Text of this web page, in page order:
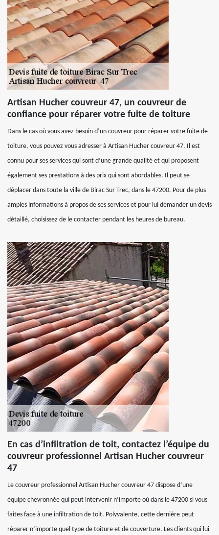
Artisan Hucher couvreur 47, un couvreur de
confiance pour réparer votre fuite de toiture
Dans le cas où vous avez besoin d’un couvreur pour réparer votre fuite de
toiture, vous pouvez vous adresser à Artisan Hucher couvreur 47. Il est
connu pour ses services qui sont d’une grande qualité et qui proposent
également ses prestations à des prix qui sont abordables. Il peut se
déplacer dans toute la ville de Birac Sur Trec, dans le 47200. Pour de plus
amples informations à propos de ses services et pour lui demander un devis
détaillé, choisissez de le contacter pendant les heures de bureau.
En cas d’infiltration de toit, contactez l’équipe du
couvreur professionnel Artisan Hucher couvreur
47
Le couvreur professionnel Artisan Hucher couvreur 47 dispose d’une
équipe chevronnée qui peut intervenir n’importe où dans le 47200 si vous
faites face à une infiltration de toit. Polyvalente, cette dernière peut
réparer n’importe quel type de toiture et de couverture. Les clients qui lui